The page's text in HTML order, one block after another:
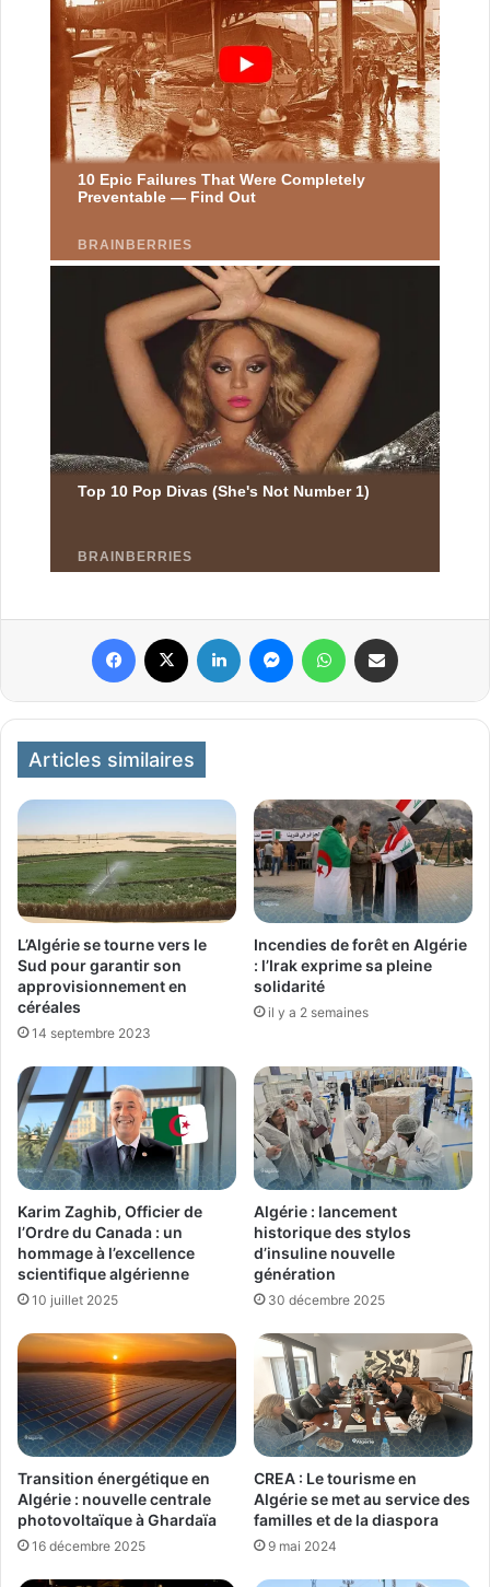
Articles similaires
L’Algérie se tourne vers le
Sud pour garantir son
approvisionnement en
céréales
14 septembre 2023
Incendies de forêt en Algérie
: l’Irak exprime sa pleine
solidarité
il y a 2 semaines
Karim Zaghib, Officier de
l’Ordre du Canada : un
hommage à l’excellence
scientifique algérienne
10 juillet 2025
Algérie : lancement
historique des stylos
d’insuline nouvelle
génération
30 décembre 2025
Transition énergétique en
Algérie : nouvelle centrale
photovoltaïque à Ghardaïa
16 décembre 2025
CREA : Le tourisme en
Algérie se met au service des
familles et de la diaspora
9 mai 2024